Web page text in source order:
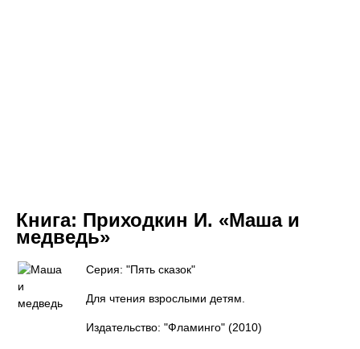
Книга: Приходкин И. «Маша и
медведь»
Серия: "Пять сказок"
Для чтения взрослыми детям.
Издательство: "Фламинго" (2010)